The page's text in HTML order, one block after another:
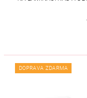
DOPRAVA ZDARMA